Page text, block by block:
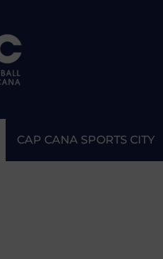
CAP CANA SPORTS CITY